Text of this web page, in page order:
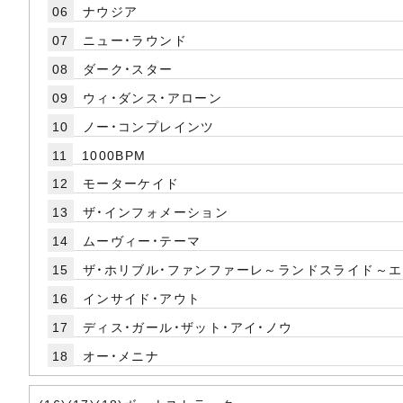
06
ナウジア
07
ニュー・ラウンド
08
ダーク・スター
09
ウィ・ダンス・アローン
10
ノー・コンプレインツ
11
1000BPM
12
モーターケイド
13
ザ・インフォメーション
14
ムーヴィー・テーマ
15
ザ・ホリブル・ファンファーレ～ランドスライド～
16
インサイド・アウト
17
ディス・ガール・ザット・アイ・ノウ
18
オー・メニナ